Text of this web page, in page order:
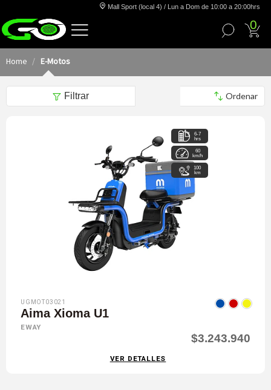
Mall Sport (local 4) / Lun a Dom de 10:00 a 20:00hrs
0
Home E-Motos
Filtrar
6-7
hrs
60
km/h
100
km
UGMOT03021
Aima Xioma U1
EWAY
$3.243.940
VER DETALLES